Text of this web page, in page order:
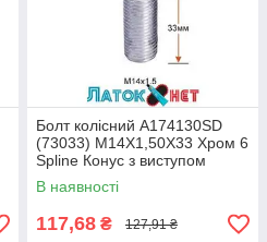
Болт колісний A174130SD
(73033) M14X1,50X33 Хром 6
Spline Конус з виступом
діаметр Cпецключа 20 мм
В наявності
117,68 ₴ 127,91 ₴